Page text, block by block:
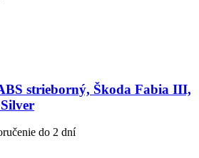
strieborný, Škoda Fabia III,
do 2 dní